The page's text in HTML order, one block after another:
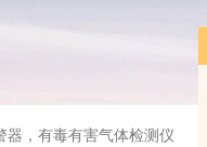
器，有毒有害气体检测仪